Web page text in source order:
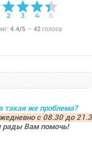
4.4/5 — 42 голоса
такая же проблема?
с 08.30 до
рады Вам помочь!